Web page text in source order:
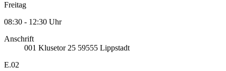
Freitag
08:30 - 12:30 Uhr
Anschrift
001 Klusetor 25 59555 Lippstadt
E.02